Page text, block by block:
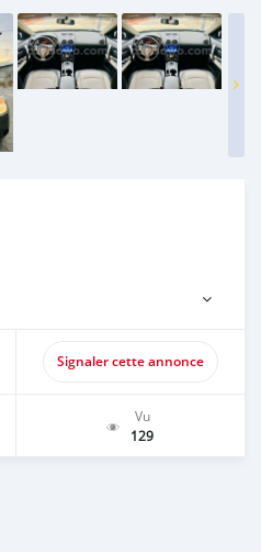
Signaler cette annonce
Vu
129